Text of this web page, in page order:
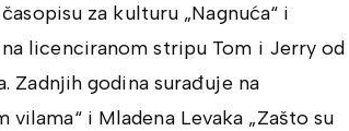
za kulturu „Nagnuća“ i
licenciranom stripu Tom i Jerry od
Zadnjih godina surađuje na
i Mladena Levaka „Zašto su